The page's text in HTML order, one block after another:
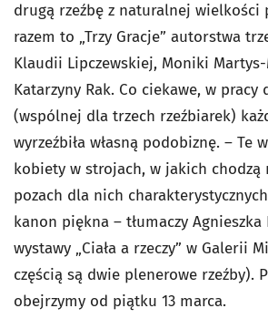
drugą rzeźbę z naturalnej wielkości
razem to „Trzy Gracje” autorstwa
Klaudii Lipczewskiej, Moniki
Katarzyny Rak. Co ciekawe, w pracy
(wspólnej dla trzech rzeźbiarek)
wyrzeźbiła własną podobiznę. – Te
kobiety w strojach, w jakich chodzą
pozach dla nich
kanon piękna – tłumaczy Agnieszka
wystawy „Ciała a rzeczy” w Galerii
częścią są dwie plenerowe rzeźby).
obejrzymy od piątku 13 marca.